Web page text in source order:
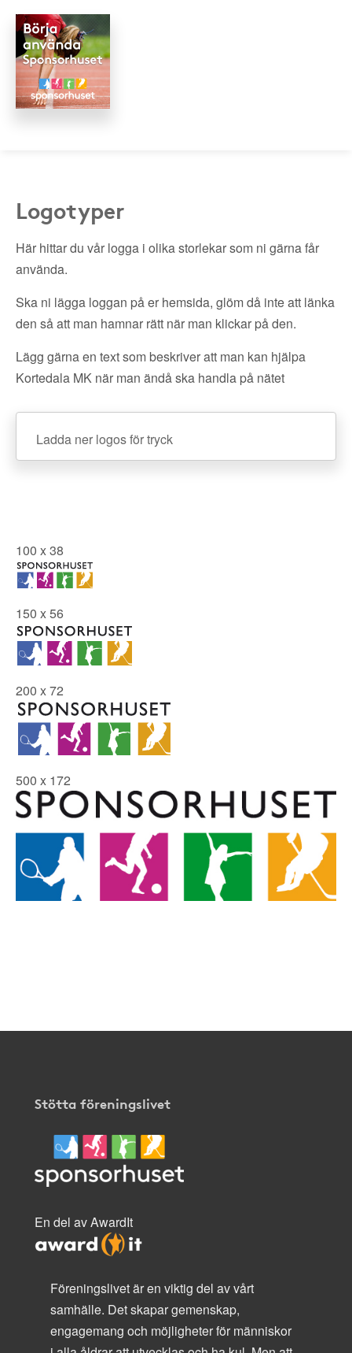
Logotyper
Här hittar du vår logga i olika storlekar som ni gärna får
använda.
Ska ni lägga loggan på er hemsida, glöm då inte att länka
den så att man hamnar rätt när man klickar på den.
Lägg gärna en text som beskriver att man kan hjälpa
Kortedala MK när man ändå ska handla på nätet
Ladda ner logos för tryck
100 x 38
150 x 56
200 x 72
500 x 172
Stötta föreningslivet
En del av AwardIt
Föreningslivet är en viktig del av vårt
samhälle. Det skapar gemenskap,
engagemang och möjligheter för människor